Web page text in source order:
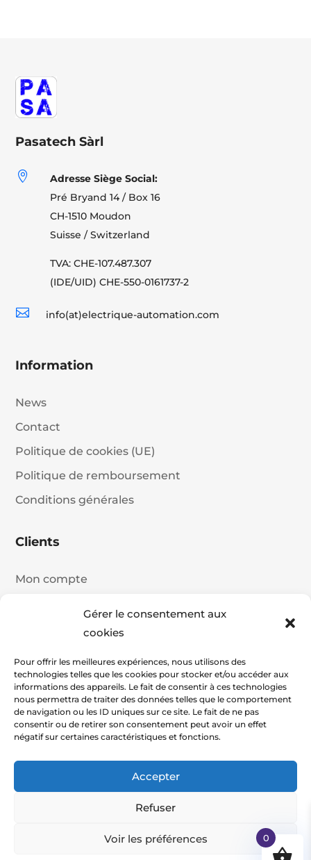
Gérer le consentement aux
cookies
Pour offrir les meilleures expériences, nous utilisons des
technologies telles que les cookies pour stocker et/ou accéder aux
informations des appareils. Le fait de consentir à ces technologies
nous permettra de traiter des données telles que le comportement
de navigation ou les ID uniques sur ce site. Le fait de ne pas
consentir ou de retirer son consentement peut avoir un effet
négatif sur certaines caractéristiques et fonctions.
Accepter
Refuser
Voir les préférences
Pasatech Sàrl

Adresse Siège Social:
Pré Bryand 14 / Box 16
CH-1510 Moudon
Suisse / Switzerland
TVA: CHE-107.487.307
(IDE/UID) CHE-550-0161737-2
 info(at)electrique-automation.com
Information
News
Contact
Politique de cookies (UE)
Politique de remboursement
Conditions générales
Clients
Mon compte
Historique de commande
Commander
2026 Copyright Pasatech - By STX Web
0